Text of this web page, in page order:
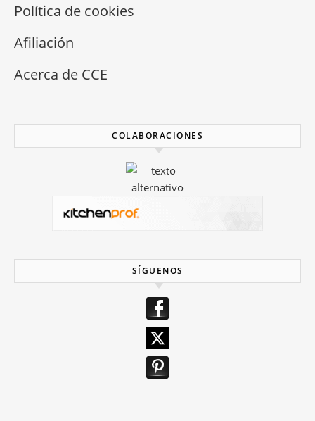
Política de cookies
Afiliación
Acerca de CCE
COLABORACIONES
SÍGUENOS